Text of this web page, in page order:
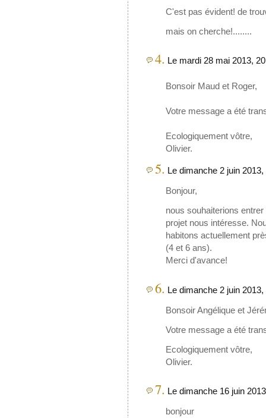
C'est pas évident! de
mais on cherche!........
4. Le mardi 28 mai 2013,
Bonsoir Maud et Roger,
Votre message a été
Ecologiquement vôtre,
Olivier.
5. Le dimanche 2 juin
Bonjour,
nous souhaiterions
projet nous intéresse.
habitons actuellement
(4 et 6 ans).
Merci d'avance!
6. Le dimanche 2 juin
Bonsoir Angélique et
Votre message a été
Ecologiquement vôtre,
Olivier.
7. Le dimanche 16 juin
bonjour